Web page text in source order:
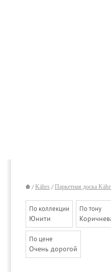
/Kährs /Паркетная доска
По коллекции
Юнити
По тону
По цене
Очень дорогой